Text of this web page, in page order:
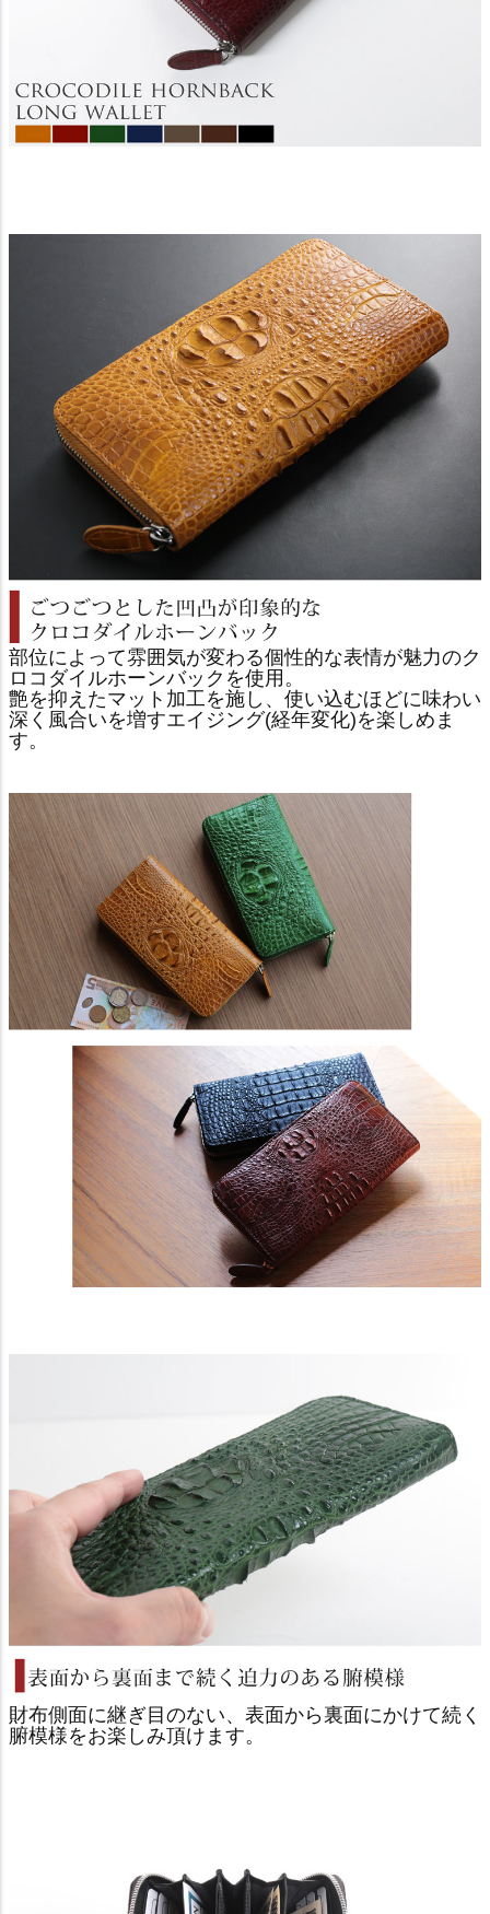
部位によって雰囲気が変わる個性的な表情が魅力のク
ロコダイルホーンバックを使用。
艶を抑えたマット加工を施し、使い込むほどに味わい
深く風合いを増すエイジング(経年変化)を楽しめま
す。
財布側面に継ぎ目のない、表面から裏面にかけて続く
腑模様をお楽しみ頂けます。